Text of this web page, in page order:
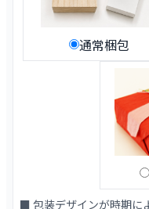
通常梱包
■ 包装デザインが時期に